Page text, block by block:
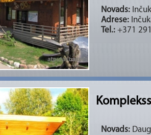
Novads:
Adrese:
Tel.: +371
Novads: